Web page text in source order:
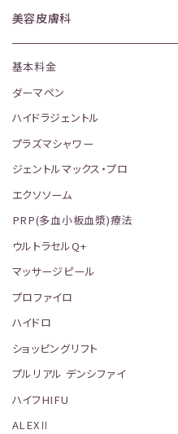
美容皮膚科
基本料金
ダーマペン
ハイドラジェントル
プラズマシャワー
ジェントルマックス・プロ
エクソソーム
PRP(多血小板血漿)療法
ウルトラセルQ+
マッサージピール
プロファイロ
ハイドロ
ショッピングリフト
プルリアル デンシファイ
ハイフHIFU
ALEXⅡ